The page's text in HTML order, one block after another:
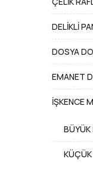
DELIKLI
DOSYA
EMANET
İŞKENCE
BÜYÜK
KÜÇÜK